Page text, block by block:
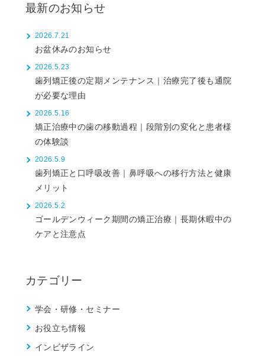
最新のお知らせ
2026.7.21
お盆休みのお知らせ
2026.5.23
歯列矯正後の定期メンテナンス｜治療完了後も通院
が必要な理由
2026.5.16
矯正治療中の歯の移動過程｜段階別の変化と患者様
の体験談
2026.5.9
歯列矯正と口呼吸改善｜鼻呼吸への移行方法と健康
メリット
2026.5.2
ゴールデンウィーク期間の矯正治療｜長期休暇中の
ケアと注意点
カテゴリー
学会・研修・セミナー
お役立ち情報
インビザライン